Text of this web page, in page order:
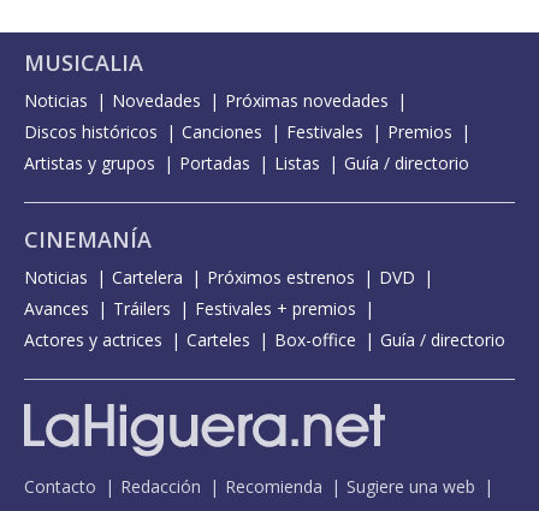
MUSICALIA
Noticias Novedades
Próximas novedades
Discos históricos
Canciones Festivales
Premios
Artistas y grupos
Portadas Listas Guía / directorio
CINEMANÍA
Noticias Cartelera Próximos estrenos
DVD
Avances
Tráilers
Festivales + premios
Actores y actrices
Carteles Box-office Guía / directorio
Contacto Redacción Recomienda
Sugiere una web